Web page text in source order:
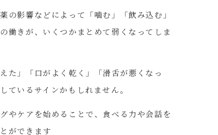
の影響などによって「噛む」「飲み込む」
働きが、いくつかまとめて弱くなってしま
た」「口がよく乾く」「滑舌が悪くなっ
ているサインかもしれません。
やケアを始めることで、食べる力や会話を
ができます